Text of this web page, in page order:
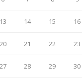
14 15 16
21 22 23
28 29
30